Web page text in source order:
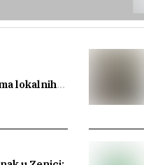
lokalnih
Bihaću,